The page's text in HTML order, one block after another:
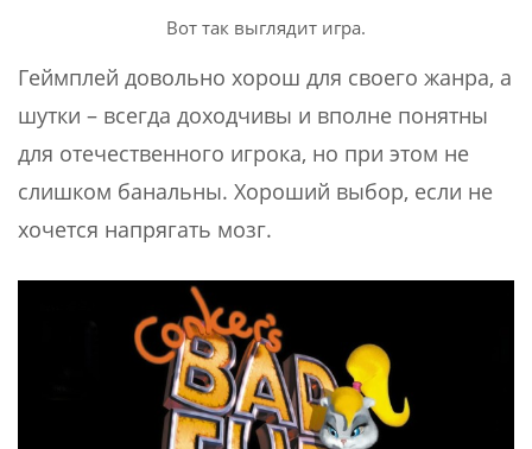
Вот так выглядит игра.
Геймплей довольно хорош для своего жанра, а
шутки – всегда доходчивы и вполне понятны
для отечественного игрока, но при этом не
слишком банальны. Хороший выбор, если не
хочется напрягать мозг.